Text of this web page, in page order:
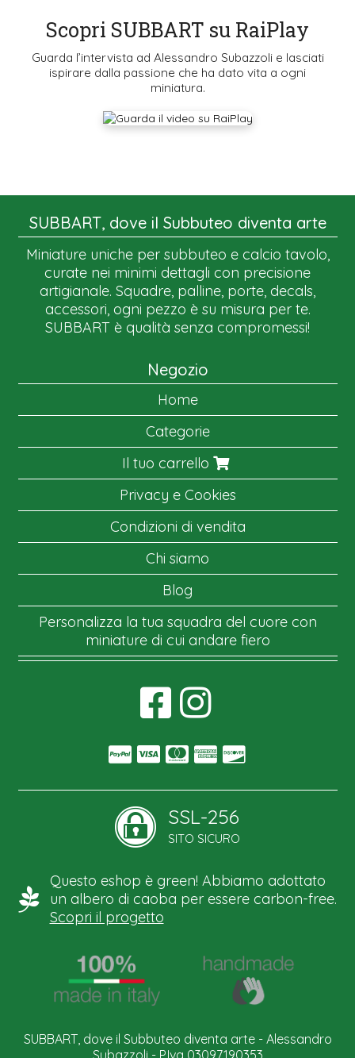
Scopri SUBBART su RaiPlay
Guarda l’intervista ad Alessandro Subazzoli e lasciati
ispirare dalla passione che ha dato vita a ogni
miniatura.
SUBBART, dove il Subbuteo diventa arte
Miniature uniche per subbuteo e calcio tavolo,
curate nei minimi dettagli con precisione
artigianale. Squadre, palline, porte, decals,
accessori, ogni pezzo è su misura per te.
SUBBART è qualità senza compromessi!
Negozio
Home
Categorie
Il tuo carrello
Privacy e Cookies
Condizioni di vendita
Chi siamo
Blog
Personalizza la tua squadra del cuore con
miniature di cui andare fiero
SSL-256
SITO SICURO
Questo eshop è green! Abbiamo adottato
un albero di caoba per essere carbon-free.
Scopri il progetto
SUBBART, dove il Subbuteo diventa arte - Alessandro
Subazzoli - P.Iva 03097190353